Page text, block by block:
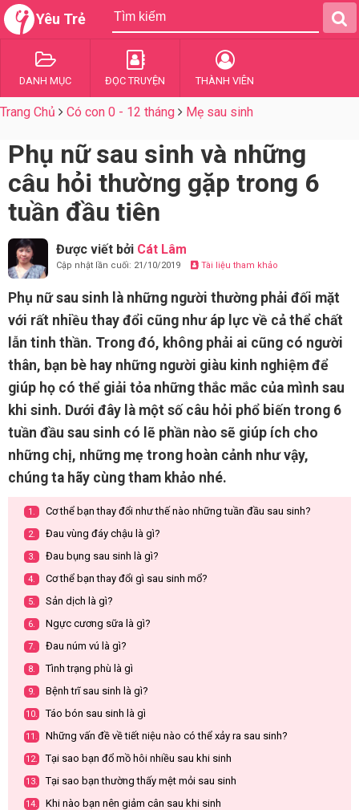
Yêu Trẻ
DANH MỤC ĐỌC TRUYỆN THÀNH VIÊN
Trang Chủ Có con 0 - 12 tháng Mẹ sau sinh
Phụ nữ sau sinh và những
câu hỏi thường gặp trong 6
tuần đầu tiên
Được viết bởi Cát Lâm
Cập nhật lần cuối: 21/10/2019 Tài liệu tham khảo
Phụ nữ sau sinh là những người thường phải đối mặt
với rất nhiều thay đổi cũng như áp lực về cả thể chất
lẫn tinh thần. Trong đó, không phải ai cũng có người
thân, bạn bè hay những người giàu kinh nghiệm để
giúp họ có thể giải tỏa những thắc mắc của mình sau
khi sinh. Dưới đây là một số câu hỏi phổ biến trong 6
tuần đầu sau sinh có lẽ phần nào sẽ giúp ích cho
những chị, những mẹ trong hoàn cảnh như vậy,
chúng ta hãy cùng tham khảo nhé.
1. Cơ thể bạn thay đổi như thế nào những tuần đầu sau sinh?
2. Đau vùng đáy chậu là gì?
3. Đau bụng sau sinh là gì?
4. Cơ thể bạn thay đổi gì sau sinh mổ?
5. Sản dịch là gì?
6. Ngực cương sữa là gì?
7. Đau núm vú là gì?
8. Tình trạng phù là gì
9. Bệnh trĩ sau sinh là gì?
10. Táo bón sau sinh là gì
11. Những vấn đề về tiết niệu nào có thể xảy ra sau sinh?
12. Tại sao bạn đổ mồ hôi nhiều sau khi sinh
13. Tại sao bạn thường thấy mệt mỏi sau sinh
14. Khi nào bạn nên giảm cân sau khi sinh